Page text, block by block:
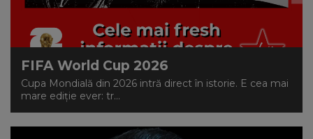
NEWS
CONTUL MEU
FIFA World Cup 2026
Cupa Mondială din 2026 intră direct în istorie. E cea mai
mare ediție ever: tr...